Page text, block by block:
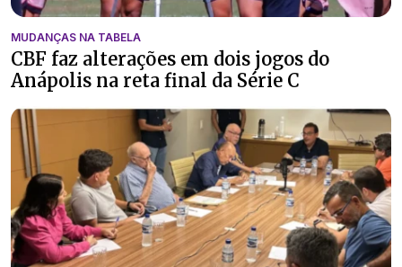
MUDANÇAS NA TABELA
CBF faz alterações em dois jogos do
Anápolis na reta final da Série C